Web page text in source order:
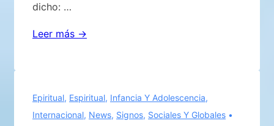
dicho: …
¿QUÉ
EXTRATERRESTRES
A
Leer más →
Epiritual, Espiritual, Infancia Y Adolescencia,
Internacional, News, Signos, Sociales Y Globales